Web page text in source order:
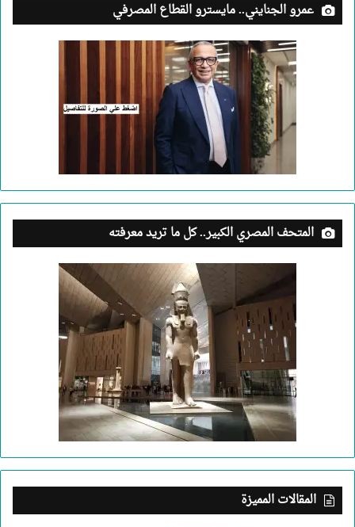
عمرو الجنايني.. مايسترو القطاع المصرفي
المتحف المصري الكبير.. كل ما تريد معرفته
المقالات المميزة